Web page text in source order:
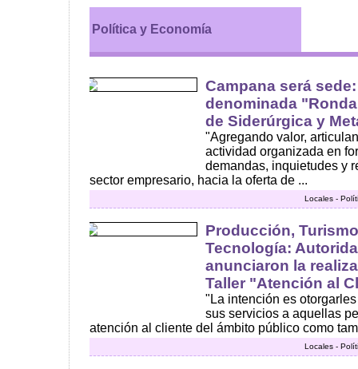
Política y Economía
Campana será
denominada
de Siderúrgica y
"Agregando valor,
actividad organizada en
demandas, inquietudes y
sector empresario, hacia la oferta de ...
Locales -
Producción,
Tecnología:
anunciaron la
Taller "Atención al
"La intención es
sus servicios a aquellas
atención al cliente del ámbito público como
Locales -